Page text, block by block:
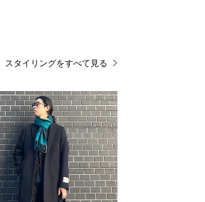
スタイリングをすべて見る